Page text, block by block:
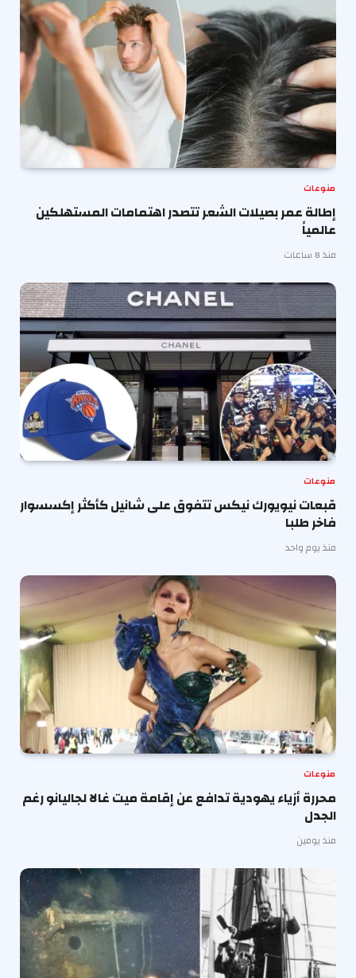
منوعات
إطالة عمر بصيلات الشعر تتصدر اهتمامات المستهلكين
عالمياً
منذ 8 ساعات
منوعات
قبعات نيويورك نيكس تتفوق على شانيل كأكثر إكسسوار
فاخر طلبا
منذ يوم واحد
منوعات
محررة أزياء يهودية تدافع عن إقامة ميت غالا لجاليانو رغم
الجدل
منذ يومين